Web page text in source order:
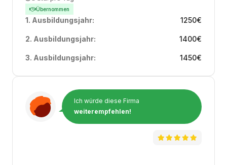
Übernommen
1. Ausbildungsjahr: 1250€
2. Ausbildungsjahr: 1400€
3. Ausbildungsjahr: 1450€
Ich würde diese Firma
weiterempfehlen!